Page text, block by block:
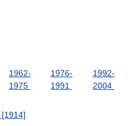
1962-
1975
1976-
1991
1992-
2004
[1914]